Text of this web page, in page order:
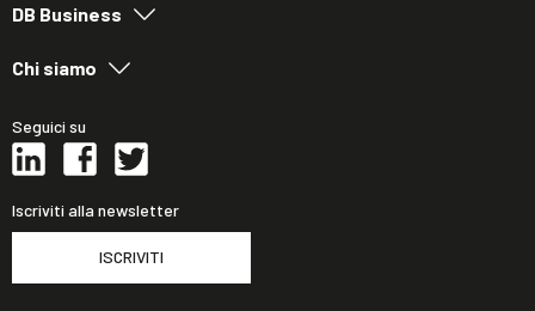
DB Business
Chi siamo
Seguici su
Iscriviti alla newsletter
ISCRIVITI